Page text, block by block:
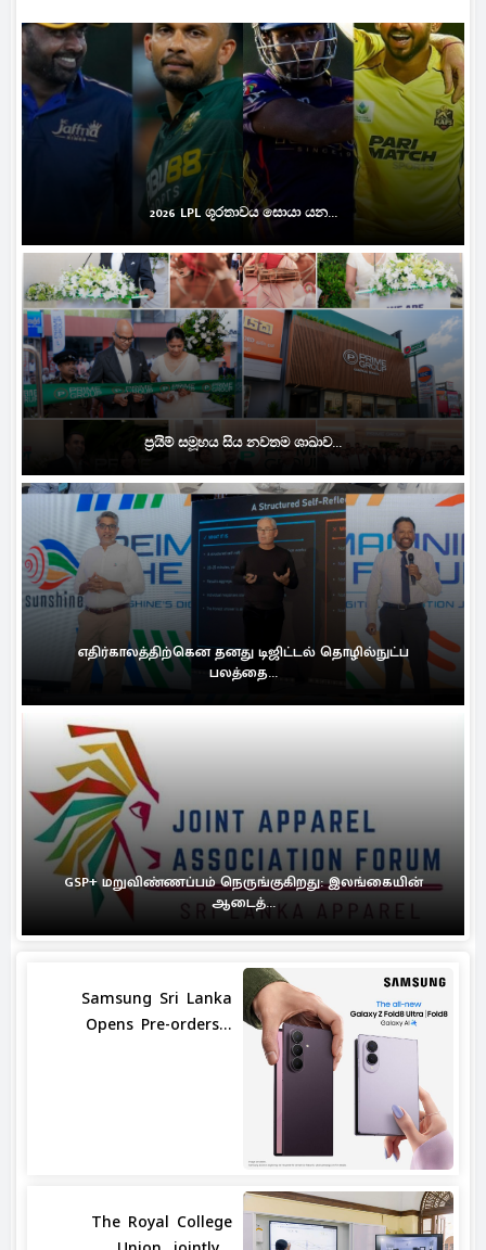
2026 LPL ශූරතාවය සොයා යන...
ප්‍රයිම් සමූහය සිය නවතම ශාඛාව...
எதிர்காலத்திற்கென தனது டிஜிட்டல் தொழில்நுட்ப
பலத்தை...
GSP+ மறுவிண்ணப்பம் நெருங்குகிறது: இலங்கையின்
ஆடைத்...
Samsung Sri Lanka
Opens Pre-orders...
The Royal College